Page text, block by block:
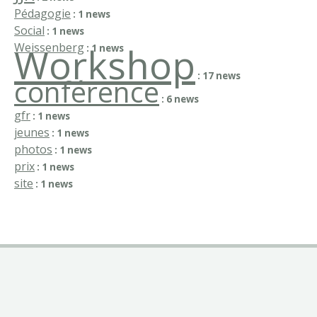
Pédagogie : 1 news
Social : 1 news
Weissenberg : 1 news
Workshop : 17 news
conférence : 6 news
gfr : 1 news
jeunes : 1 news
photos : 1 news
prix : 1 news
site : 1 news